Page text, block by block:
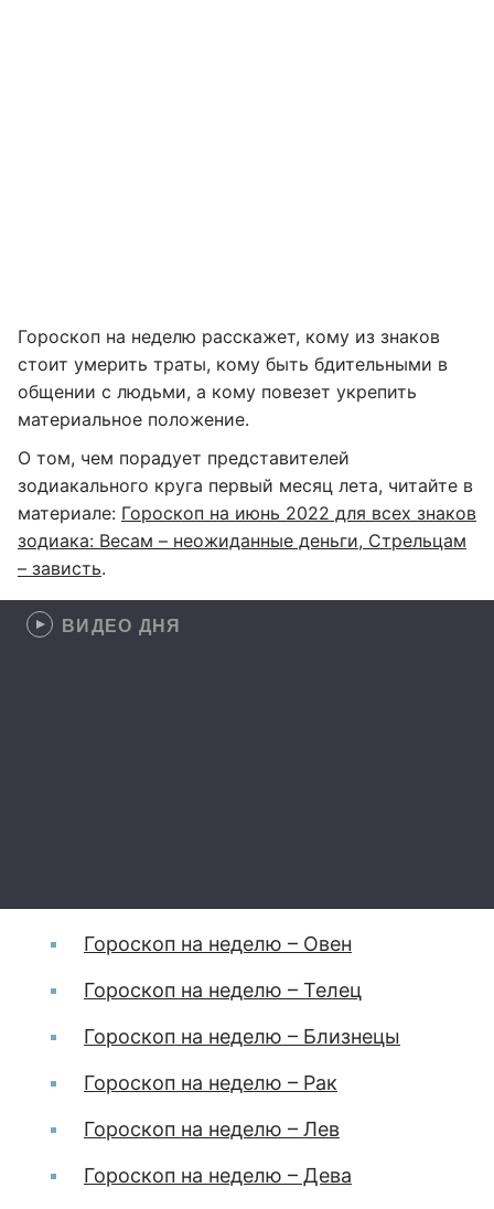
Гороскоп на неделю расскажет, кому из знаков
стоит умерить траты, кому быть бдительными в
общении с людьми, а кому повезет укрепить
материальное положение.
О том, чем порадует представителей
зодиакального круга первый месяц лета, читайте в
материале: Гороскоп на июнь 2022 для всех знаков
зодиака: Весам – неожиданные деньги, Стрельцам
– зависть.
ВИДЕО ДНЯ
Гороскоп на неделю – Овен
Гороскоп на неделю – Телец
Гороскоп на неделю – Близнецы
Гороскоп на неделю – Рак
Гороскоп на неделю – Лев
Гороскоп на неделю – Дева